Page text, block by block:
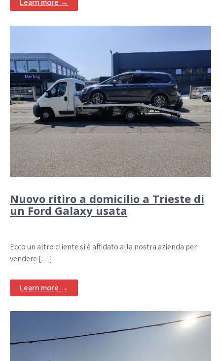
Learn more →
Nuovo ritiro a domicilio a Trieste di
un Ford Galaxy usata
Ecco un altro cliente si è affidato alla nostra azienda per
vendere […]
Learn more →